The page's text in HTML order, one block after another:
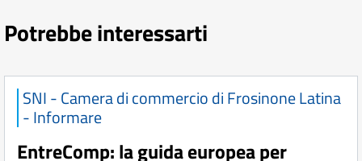
Potrebbe interessarti
SNI - Camera di commercio di Frosinone Latina
- Informare
EntreComp: la guida europea per